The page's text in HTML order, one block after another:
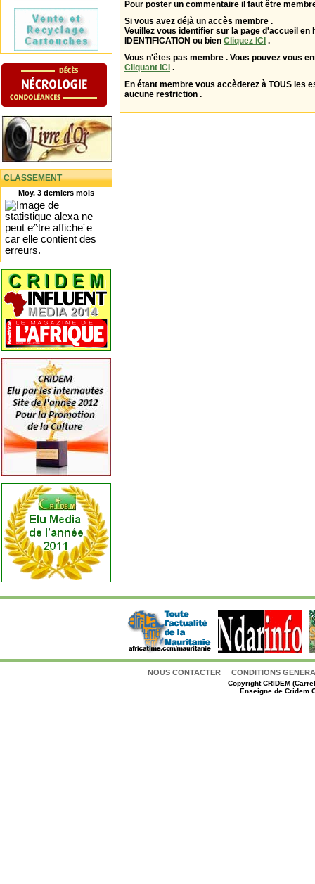
CLASSEMENT
Moy. 3 derniers mois
Pour poster un commentaire il faut être
Si vous avez déjà un accès membre .
Veuillez vous identifier sur la page d'accueil en
IDENTIFICATION ou bien Cliquez ICI .
Vous n'êtes pas membre . Vous pouvez vous
Cliquant ICI .
En étant membre vous accèderez à TOUS les
aucune restriction .
NOUS CONTACTER CONDITIONS
CopyrightCRIDEM
Enseigne de Cridem